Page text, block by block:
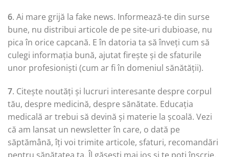
6. Ai mare grijă la fake news. Informează-te din surse
bune, nu distribui articole de pe site-uri dubioase, nu
pica în orice capcană. E în datoria ta să înveți cum să
culegi informația bună, ajutat firește și de sfaturile
unor profesioniști (cum ar fi în domeniul sănătății).
7. Citește noutăți și lucruri interesante despre corpul
tău, despre medicină, despre sănătate. Educația
medicală ar trebui să devină și materie la școală. Vezi
că am lansat un newsletter în care, o dată pe
săptămână, îți voi trimite articole, sfaturi, recomandări